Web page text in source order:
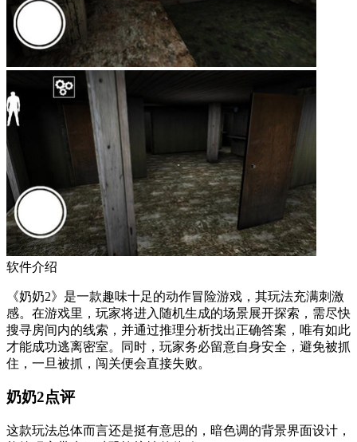
软件介绍
《奶奶2》是一款趣味十足的动作冒险游戏，其玩法充满刺激
感。在游戏里，玩家将进入随机生成的场景展开探索，需尽快
搜寻房间内的线索，并通过推理分析找出正确答案，唯有如此
才能成功逃离密室。同时，玩家务必留意自身安全，避免被抓
住，一旦被抓，闯关便会直接失败。
奶奶2点评
这款玩法总体而言还是挺有意思的，暗色调的背景界面设计，